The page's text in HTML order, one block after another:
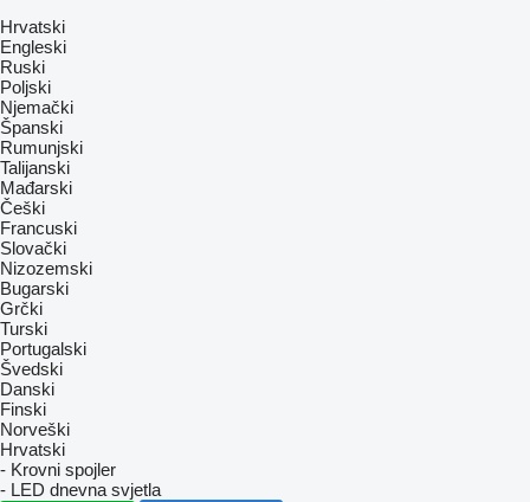
Hrvatski
Engleski
Ruski
Poljski
Njemački
Španski
Rumunjski
Talijanski
Mađarski
Češki
Francuski
Slovački
Nizozemski
Bugarski
Grčki
Turski
Portugalski
Švedski
Danski
Finski
Norveški
Hrvatski
- Krovni spojler
- LED dnevna svjetla